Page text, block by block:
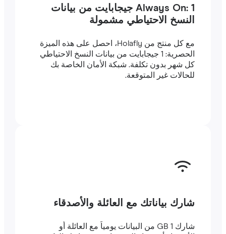
Always On: 1 جيجابايت من بيانات
النسخ الاحتياطي مشمولة
مع كل منتج من Holafly، احصل على هذه الميزة
الحصرية: 1 جيجابايت من بيانات النسخ الاحتياطي
كل شهر بدون تكلفة. شبكة الأمان الخاصة بك
للحالات غير المتوقعة.
شارك بياناتك مع العائلة والأصدقاء
شارك 1 GB من البيانات يومياً مع العائلة أو